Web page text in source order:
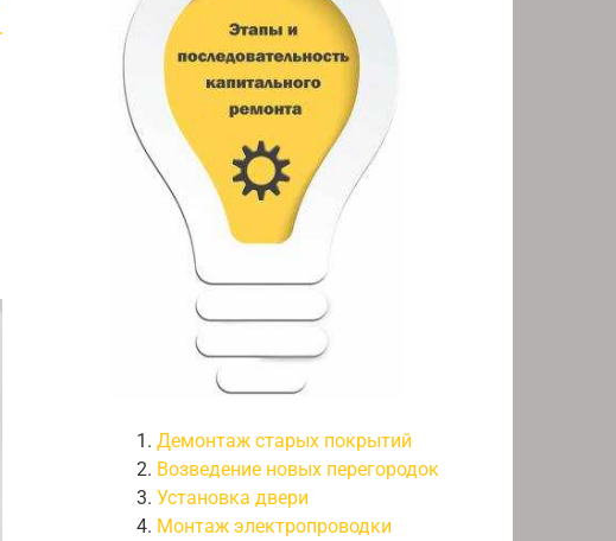
Демонтаж старых покрытий
Возведение новых перегородок
Установка двери
Монтаж электропроводки